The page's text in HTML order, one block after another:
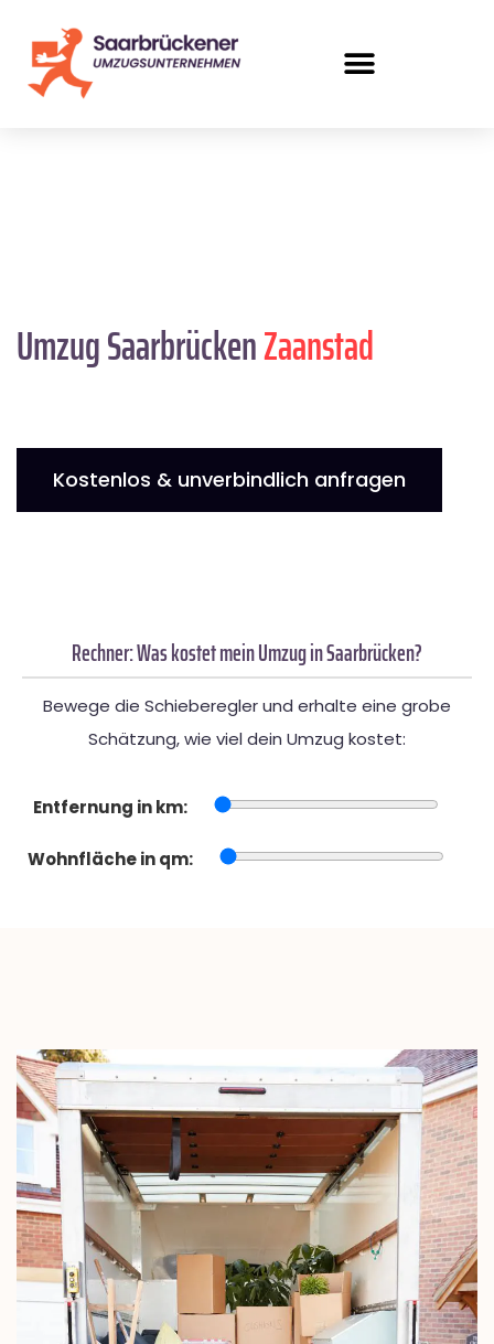
Umzug SaarbrückenZaanstad
Kostenlos & unverbindlich anfragen
Rechner: Was kostet mein Umzug in Saarbrücken?
Bewege die Schieberegler und erhalte eine grobe
Schätzung, wie viel dein Umzug kostet:
Entfernung in km:
Wohnfläche in qm: